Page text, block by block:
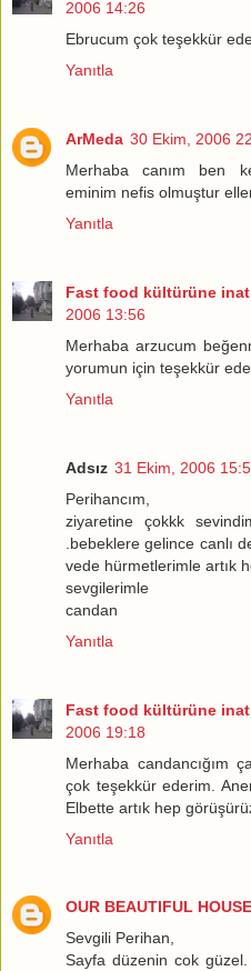
2006 14:26
Ebrucum çok teşekkür
Yanıtla
ArMeda 30 Ekim, 2006
Merhaba canım ben
eminim nefis olmuştur
Yanıtla
Fast food kültürüne
2006 13:56
Merhaba arzucum
yorumun için teşekkür
Yanıtla
Adsız 31 Ekim, 2006
Perihancım,
ziyaretine çokkk
.bebeklere gelince canlı
vede hürmetlerimle artık
sevgilerimle
candan
Yanıtla
Fast food kültürüne
2006 19:18
Merhaba candancığım
çok teşekkür ederim.
Elbette artık hep
Yanıtla
OUR BEAUTIFUL
Sevgili Perihan,
Sayfa düzenin cok